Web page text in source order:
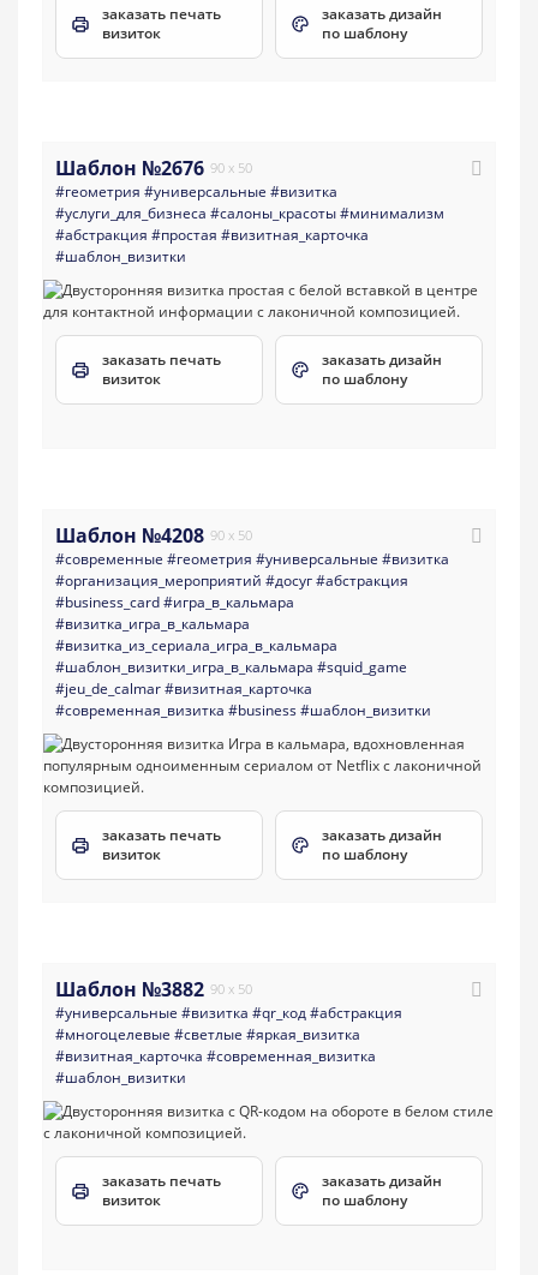
заказать печать
визиток
заказать дизайн
по шаблону
Шаблон №2676 90 x 50
#геометрия #универсальные #визитка
#услуги_для_бизнеса #салоны_красоты#минимализм
#абстракция #простая #визитная_карточка
#шаблон_визитки
заказать печать
визиток
заказать дизайн
по шаблону
Шаблон №4208 90 x 50
#современные #геометрия #универсальные #визитка
#организация_мероприятий #досуг#абстракция
#business_card#игра_в_кальмара
#визитка_игра_в_кальмара
#визитка_из_сериала_игра_в_кальмара
#шаблон_визитки_игра_в_кальмара #squid_game
#jeu_de_calmar#визитная_карточка
#современная_визитка #business#шаблон_визитки
заказать печать
визиток
заказать дизайн
по шаблону
Шаблон №3882 90 x 50
#универсальные #визитка #qr_код#абстракция
#многоцелевые #светлые #яркая_визитка
#визитная_карточка #современная_визитка
#шаблон_визитки
заказать печать
визиток
заказать дизайн
по шаблону